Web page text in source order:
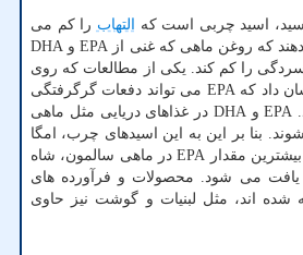
التهاب را کم می
کند. مطالعات نشان می دهند که روغن ماهی که غنی از EPA و DHA
را کم کند. یکی از مطالعات که روی
زنان یائسه انجام شد، نشان داد که EPA می تواند دفعات گرگرفتگی
دوران یائسگی را کم کند. EPA و DHA در غذاهای دریایی مثل ماهی
بنا بر این به این اسیدهای چرب، امگا
۳ دریایی گفته می شود. بیشترین مقدار EPA در ماهی سالمون، شاه
یافت می شود. محصولات و فرآورده های
شده اند، مثل لبنیات و گوشت نیز حاوی